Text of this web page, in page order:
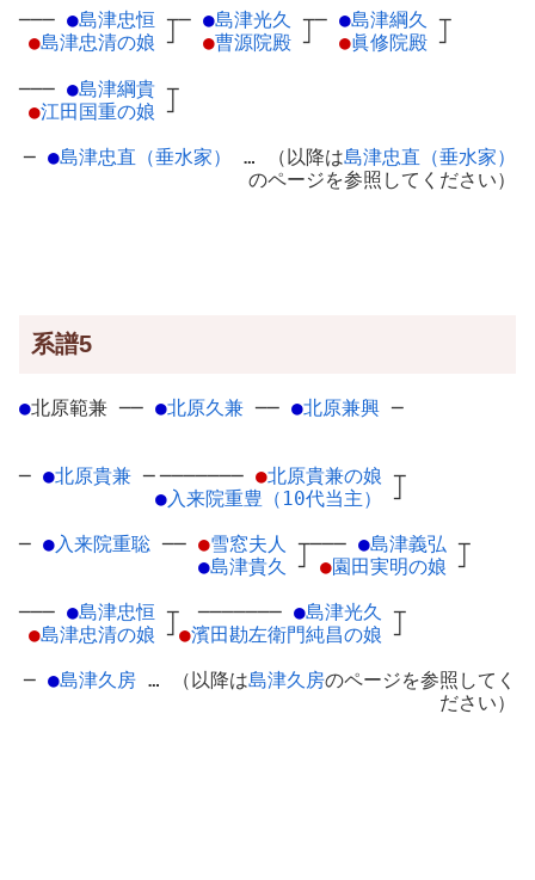
─── ●島津忠恒 ┬
●島津忠清の娘 ┘
─ ●島津光久 ┬
●曹源院殿 ┘
─ ●島津綱久 ┬
●眞修院殿 ┘
─── ●島津綱貴 ┬
●江田国重の娘 ┘
─ ●島津忠直（垂水家） … （以降は島津忠直（垂水家）
のページを参照してください）
系譜5
●北原範兼 ── ●北原久兼 ── ●北原兼興 ─
─ ●北原貴兼 ─ ─────── ●北原貴兼の娘 ┬
●入来院重豊（10代当主） ┘
─ ●入来院重聡 ── ●雪窓夫人 ┬
●島津貴久 ┘
─── ●島津義弘 ┬
●園田実明の娘 ┘
─── ●島津忠恒 ┬
●島津忠清の娘 ┘
─────── ●島津光久 ┬
●濱田勘左衛門純昌の娘 ┘
─ ●島津久房 … （以降は島津久房のページを参照してく
ださい）